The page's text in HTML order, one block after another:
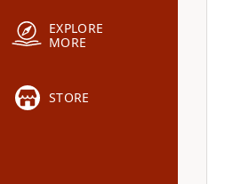
EXPLORE
MORE
STORE